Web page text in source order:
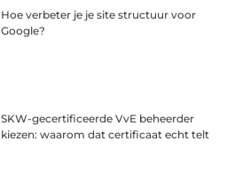
Hoe verbeter je je site structuur voor
Google?
SKW-gecertificeerde VvE beheerder
kiezen: waarom dat certificaat echt telt